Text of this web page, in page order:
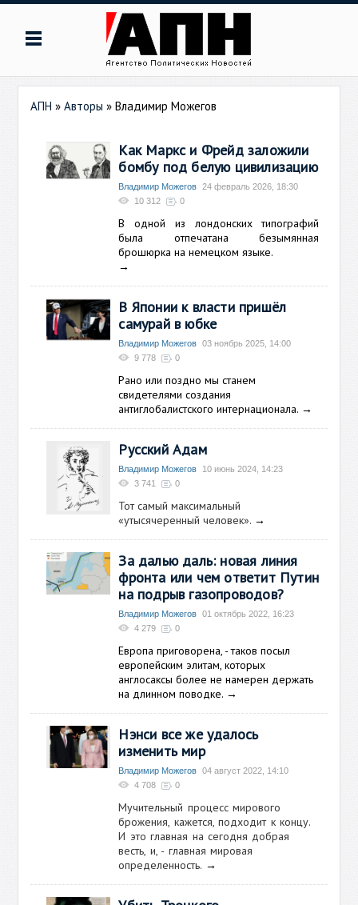
АПН »Авторы »Владимир Можегов
Как Маркс и Фрейд заложили
бомбу под белую цивилизацию
Владимир Можегов
24 февраль 2026, 18:30
10 312
0
В одной из лондонских типографий
была отпечатана безымянная
брошюрка на немецком языке.
→
В Японии к власти пришёл
самурай в юбке
Владимир Можегов
03 ноябрь 2025, 14:00
9 778
0
Рано или поздно мы станем
свидетелями создания
антиглобалистского интернационала. →
Русский Адам
Владимир Можегов
10 июнь 2024, 14:23
3 741
0
Тот самый максимальный
«утысячеренный человек». →
За далью даль: новая линия
фронта или чем ответит Путин
на подрыв газопроводов?
Владимир Можегов
01 октябрь 2022, 16:23
4 279
0
Европа приговорена, - таков посыл
европейским элитам, которых
англосаксы более не намерен держать
на длинном поводке. →
Нэнси все же удалось
изменить мир
Владимир Можегов
04 август 2022, 14:10
4 708
0
Мучительный процесс мирового
брожения, кажется, подходит к концу.
И это главная на сегодня добрая
весть, и, - главная мировая
определенность. →